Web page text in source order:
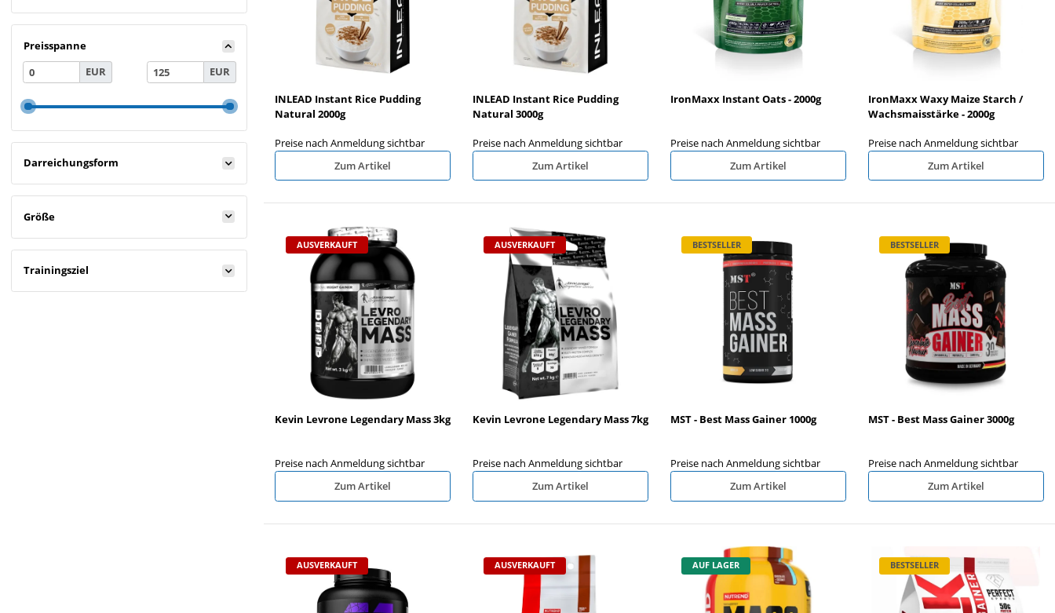
INLEAD Instant Rice Pudding
Natural 2000g
Preise nach Anmeldung sichtbar
Zum Artikel
INLEAD Instant Rice Pudding
Natural 3000g
Preise nach Anmeldung sichtbar
Zum Artikel
IronMaxx Instant Oats - 2000g
Preise nach Anmeldung sichtbar
Zum Artikel
IronMaxx Waxy Maize Starch /
Wachsmaisstärke - 2000g
Preise nach Anmeldung sichtbar
Zum Artikel
AUSVERKAUFT
Kevin Levrone Legendary Mass 3kg
Preise nach Anmeldung sichtbar
Zum Artikel
AUSVERKAUFT
Kevin Levrone Legendary Mass 7kg
Preise nach Anmeldung sichtbar
Zum Artikel
BESTSELLER
MST - Best Mass Gainer 1000g
Preise nach Anmeldung sichtbar
Zum Artikel
BESTSELLER
MST - Best Mass Gainer 3000g
Preise nach Anmeldung sichtbar
Zum Artikel
AUSVERKAUFT AUSVERKAUFT AUF LAGER BESTSELLER
Preisspanne
EUR
EUR
Darreichungsform
Größe
Trainingsziel